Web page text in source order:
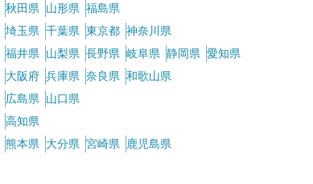
秋田県 山形県 福島県
埼玉県 千葉県 東京都 神奈川県
福井県 山梨県 長野県 岐阜県 静岡県 愛知県
大阪府 兵庫県 奈良県 和歌山県
広島県
山口県
高知県
熊本県 大分県 宮崎県
鹿児島県